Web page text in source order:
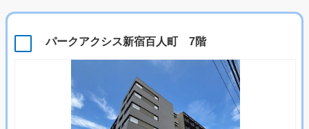
パークアクシス新宿百人町 7階